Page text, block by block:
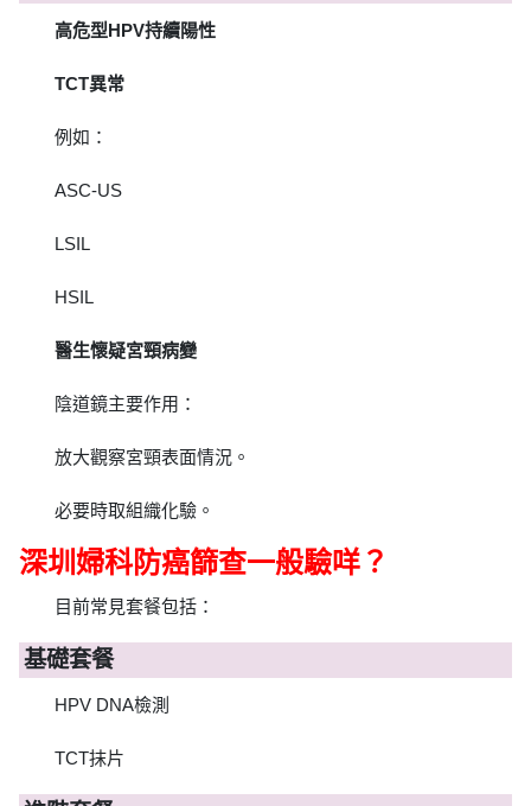
高危型HPV持續陽性
TCT異常
例如：
ASC-US
LSIL
HSIL
醫生懷疑宮頸病變
陰道鏡主要作用：
放大觀察宮頸表面情況。
必要時取組織化驗。
深圳婦科防癌篩查一般驗咩？
目前常見套餐包括：
基礎套餐
HPV DNA檢測
TCT抹片